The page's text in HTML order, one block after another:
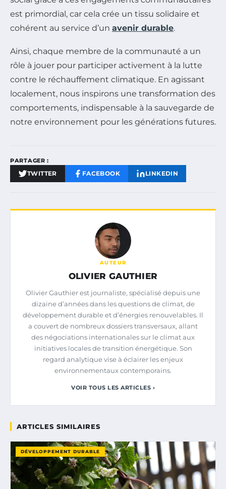
est primordial, car cela crée un tissu solidaire et
cohérent au service d’un avenir durable.
Ainsi, chaque membre de la communauté a un
rôle à jouer pour participer activement à la lutte
contre le réchauffement climatique. En agissant
localement, nous inspirons une transformation des
comportements, indispensable à la sauvegarde de
notre environnement pour les générations futures.
PARTAGER :
TWITTER FACEBOOK LINKEDIN
AUTEUR
OLIVIER GAUTHIER
Olivier Gauthier est journaliste, spécialisé depuis une
dizaine d’années dans les questions de climat, de
développement durable et d’énergies renouvelables. Il
a couvert de nombreux dossiers transversaux, allant
des négociations internationales sur le climat aux
initiatives locales de transition énergétique. Son
regard analytique vise à éclairer les enjeux
environnementaux contemporains.
VOIR TOUS LES ARTICLES ›
ARTICLES SIMILAIRES
DÉVELOPPEMENT DURABLE